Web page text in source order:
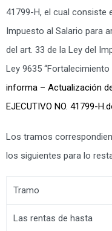
41799-H, el cual consiste
Impuesto al Salario para
del art. 33 de la Ley del
Ley 9635
informa – Actualización
EJECUTIVO NO. 41799-
Los tramos
los siguientes para lo
Tramo
Las rentas de hasta